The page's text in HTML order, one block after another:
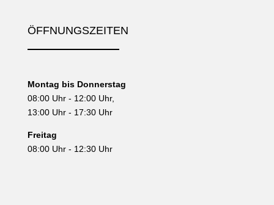
ÖFFNUNGSZEITEN
Montag bis Donnerstag
08:00 Uhr - 12:00 Uhr,
13:00 Uhr - 17:30 Uhr
Freitag
08:00 Uhr - 12:30 Uhr